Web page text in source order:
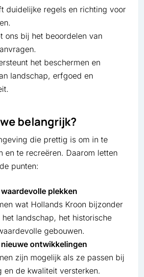
duidelijke regels en richting voor
ons bij het beoordelen van
het beschermen en
landschap, erfgoed en
belangrijk?
die prettig is om in te
en te recreëren. Daarom letten
punten:
plekken
wat Hollands Kroon bijzonder
het landschap, het historische
gebouwen.
ontwikkelingen
zijn mogelijk als ze passen bij
en de kwaliteit versterken.